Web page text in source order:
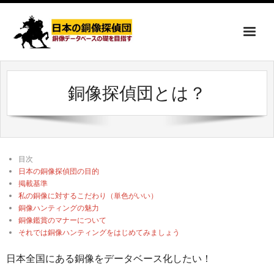
銅像探偵団とは？
目次
日本の銅像探偵団の目的
掲載基準
私の銅像に対するこだわり（単色がいい）
銅像ハンティングの魅力
銅像鑑賞のマナーについて
それでは銅像ハンティングをはじめてみましょう
日本全国にある銅像をデータベース化したい！